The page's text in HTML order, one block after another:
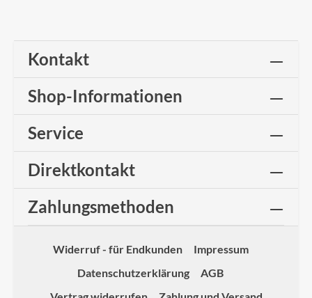
Kontakt
Shop-Informationen
Service
Direktkontakt
Zahlungsmethoden
Widerruf - für Endkunden
Impressum
Datenschutzerklärung
AGB